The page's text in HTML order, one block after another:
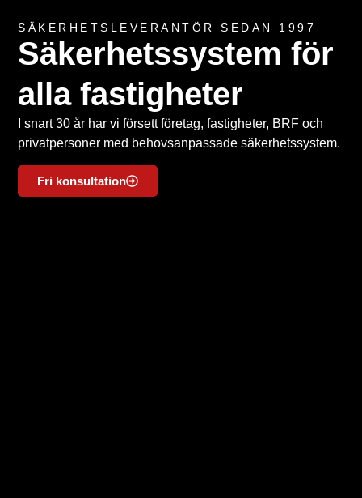
SÄKERHETSLEVERANTÖR SEDAN 1997
Säkerhetssystem för
alla fastigheter
I snart 30 år har vi försett företag, fastigheter, BRF och
privatpersoner med behovsanpassade säkerhetssystem.
Fri konsultation